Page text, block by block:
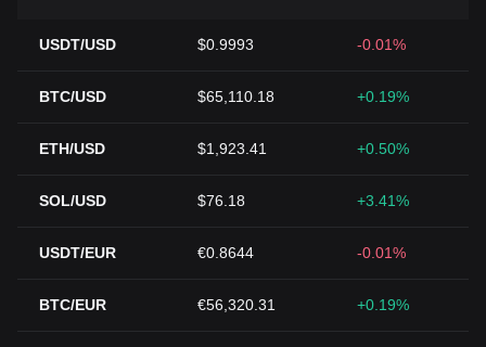
USDT/USD $0.9993 -0.01%
BTC/USD $65,110.18 +0.19%
ETH/USD $1,923.41 +0.50%
SOL/USD $76.18 +3.41%
USDT/EUR €0.8644 -0.01%
BTC/EUR €56,320.31 +0.19%